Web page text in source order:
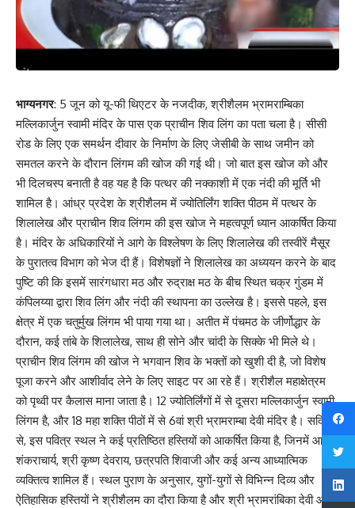
भाग्यनगर: 5 जून को यू-फी थिएटर के नजदीक, श्रीशैलम भ्रामराम्बिका
मल्लिकार्जुन स्वामी मंदिर के पास एक प्राचीन शिव लिंग का पता चला है। सीसी
रोड के लिए एक समर्थन दीवार के निर्माण के लिए जेसीबी के साथ जमीन को
समतल करने के दौरान लिंगम की खोज की गई थी। जो बात इस खोज को और
भी दिलचस्प बनाती है वह यह है कि पत्थर की नक्काशी में एक नंदी की मूर्ति भी
शामिल है। आंध्र प्रदेश के श्रीशैलम में ज्योतिर्लिंग शक्ति पीठम में पत्थर के
शिलालेख और प्राचीन शिव लिंगम की इस खोज ने महत्वपूर्ण ध्यान आकर्षित किया
है। मंदिर के अधिकारियों ने आगे के विश्लेषण के लिए शिलालेख की तस्वीरें मैसूर
के पुरातत्व विभाग को भेज दी हैं। विशेषज्ञों ने शिलालेख का अध्ययन करने के बाद
पुष्टि की कि इसमें सारंगधारा मठ और रुद्राक्ष मठ के बीच स्थित चक्र गुंडम में
कंपिलय्या द्वारा शिव लिंग और नंदी की स्थापना का उल्लेख है। इससे पहले, इस
क्षेत्र में एक चतुर्मुख लिंगम भी पाया गया था। अतीत में पंचमठ के जीर्णोद्धार के
दौरान, कई तांबे के शिलालेख, साथ ही सोने और चांदी के सिक्के भी मिले थे।
प्राचीन शिव लिंगम की खोज ने भगवान शिव के भक्तों को खुशी दी है, जो विशेष
पूजा करने और आशीर्वाद लेने के लिए साइट पर आ रहे हैं। श्रीशैल महाक्षेत्रम
को पृथ्वी पर कैलास माना जाता है। 12 ज्योतिर्लिंगों में से दूसरा मल्लिकार्जुन स्वामी
लिंगम है, और 18 महा शक्ति पीठों में से 6वां श्री भ्रामराम्बा देवी मंदिर है। सदियों
से, इस पवित्र स्थल ने कई प्रतिष्ठित हस्तियों को आकर्षित किया है, जिनमें आदि
शंकराचार्य, श्री कृष्ण देवराय, छत्रपति शिवाजी और कई अन्य आध्यात्मिक
व्यक्तित्व शामिल हैं। स्थल पुराण के अनुसार, युगों-युगों से विभिन्न दिव्य और
ऐतिहासिक हस्तियों ने श्रीशैलम का दौरा किया है और श्री भ्रामरांबिका देवी और